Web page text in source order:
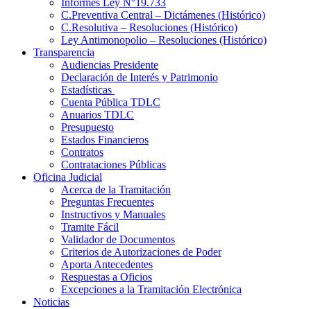
Informes Ley N°19.733
C.Preventiva Central – Dictámenes (Histórico)
C.Resolutiva – Resoluciones (Histórico)
Ley Antimonopolio – Resoluciones (Histórico)
Transparencia
Audiencias Presidente
Declaración de Interés y Patrimonio
Estadísticas
Cuenta Pública TDLC
Anuarios TDLC
Presupuesto
Estados Financieros
Contratos
Contrataciones Públicas
Oficina Judicial
Acerca de la Tramitación
Preguntas Frecuentes
Instructivos y Manuales
Tramite Fácil
Validador de Documentos
Criterios de Autorizaciones de Poder
Aporta Antecedentes
Respuestas a Oficios
Excepciones a la Tramitación Electrónica
Noticias